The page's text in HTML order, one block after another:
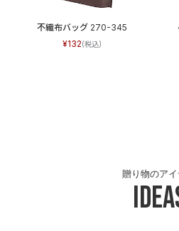
不織布バッグ 270-345
132
贈り物のア